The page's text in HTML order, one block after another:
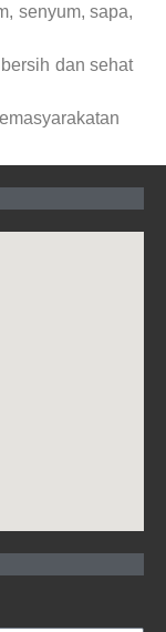
senyum, sapa,
dan sehat